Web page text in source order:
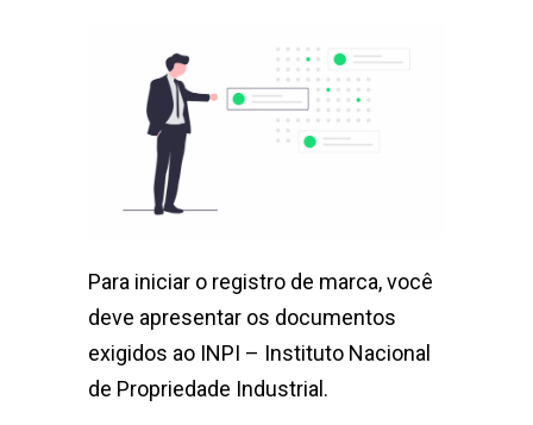
Para iniciar o registro de marca, você
deve apresentar os documentos
exigidos ao INPI – Instituto Nacional
de Propriedade Industrial.